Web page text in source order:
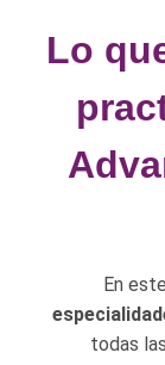
Lo
En
todas